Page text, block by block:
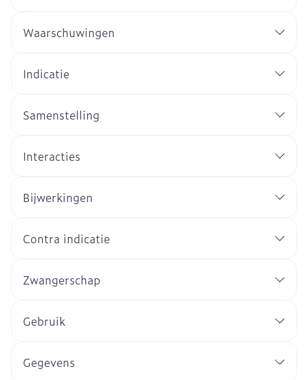
Waarschuwingen
Indicatie
Samenstelling
Interacties
Bijwerkingen
Contra indicatie
Zwangerschap
Gebruik
Gegevens